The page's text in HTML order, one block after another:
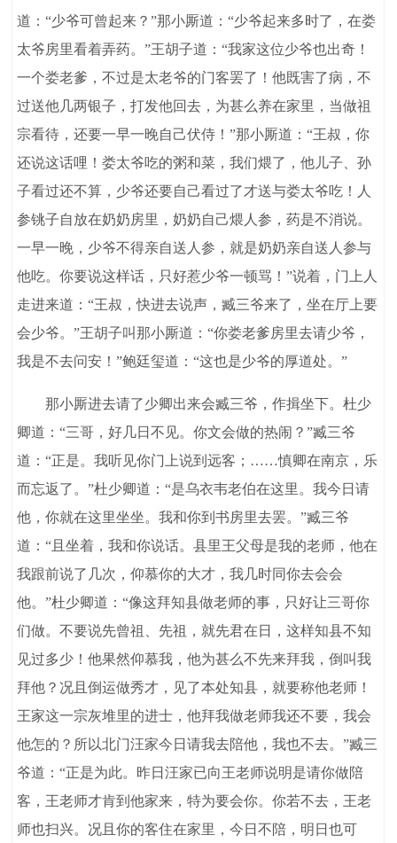
道：“少爷可曾起来？”那小厮道：“少爷起来多时了，在娄
太爷房里看着弄药。”王胡子道：“我家这位少爷也出奇！
一个娄老爹，不过是太老爷的门客罢了！他既害了病，不
过送他几两银子，打发他回去，为甚么养在家里，当做祖
宗看待，还要一早一晚自己伏侍！”那小厮道：“王叔，你
还说这话哩！娄太爷吃的粥和菜，我们煨了，他儿子、孙
子看过还不算，少爷还要自己看过了才送与娄太爷吃！人
参铫子自放在奶奶房里，奶奶自己煨人参，药是不消说。
一早一晚，少爷不得亲自送人参，就是奶奶亲自送人参与
他吃。你要说这样话，只好惹少爷一顿骂！”说着，门上人
走进来道：“王叔，快进去说声，臧三爷来了，坐在厅上要
会少爷。”王胡子叫那小厮道：“你娄老爹房里去请少爷，
我是不去问安！”鲍廷玺道：“这也是少爷的厚道处。”
那小厮进去请了少卿出来会臧三爷，作揖坐下。杜少
卿道：“三哥，好几日不见。你文会做的热闹？”臧三爷
道：“正是。我听见你门上说到远客；……慎卿在南京，乐
而忘返了。”杜少卿道：“是乌衣韦老伯在这里。我今日请
他，你就在这里坐坐。我和你到书房里去罢。”臧三爷
道：“且坐着，我和你说话。县里王父母是我的老师，他在
我跟前说了几次，仰慕你的大才，我几时同你去会会
他。”杜少卿道：“像这拜知县做老师的事，只好让三哥你
们做。不要说先曾祖、先祖，就先君在日，这样知县不知
见过多少！他果然仰慕我，他为甚么不先来拜我，倒叫我
拜他？况且倒运做秀才，见了本处知县，就要称他老师！
王家这一宗灰堆里的进士，他拜我做老师我还不要，我会
他怎的？所以北门汪家今日请我去陪他，我也不去。”臧三
爷道：“正是为此。昨日汪家已向王老师说明是请你做陪
客，王老师才肯到他家来，特为要会你。你若不去，王老
师也扫兴。况且你的客住在家里，今日不陪，明日也可